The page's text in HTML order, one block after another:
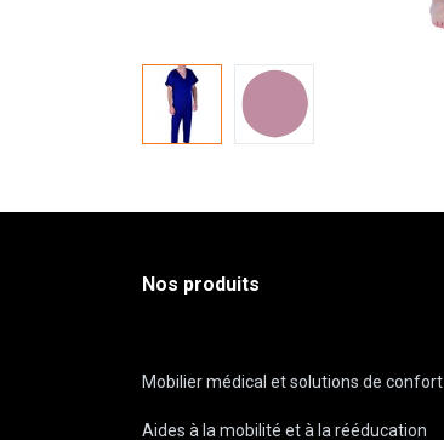
Nos produits
Mobilier médical et solutions de confort
Aides à la mobilité et à la rééducation